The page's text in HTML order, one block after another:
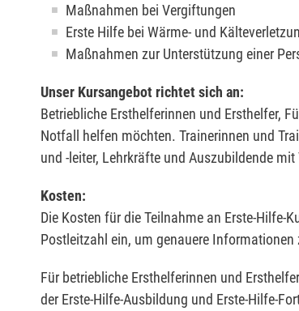
Maßnahmen bei Vergiftungen
Erste Hilfe bei Wärme- und
Maßnahmen zur Unterstützung einer
Unser Kursangebot richtet sich an:
Betriebliche Ersthelferinnen und Ersthelfer,
Notfall helfen möchten. Trainerinnen und
und -leiter, Lehrkräfte und Auszubildende
Kosten:
Die Kosten für die Teilnahme an Erste-Hilfe-
Postleitzahl ein, um genauere Informationen
Für betriebliche Ersthelferinnen und
der Erste-Hilfe-Ausbildung und Erste-Hilfe-